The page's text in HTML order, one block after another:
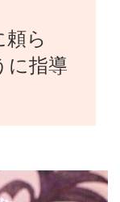
頼ら
に指導